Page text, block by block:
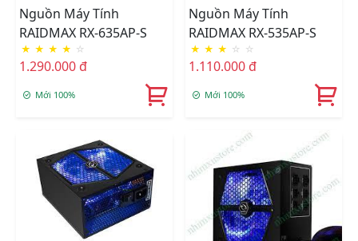
Nguồn Máy Tính
RAIDMAX RX-635AP-S
★ ★ ★ ★ ☆
1.290.000 đ
Mới 100%
Nguồn Máy Tính
RAIDMAX RX-535AP-S
★ ★ ★ ☆ ☆
1.110.000 đ
Mới 100%